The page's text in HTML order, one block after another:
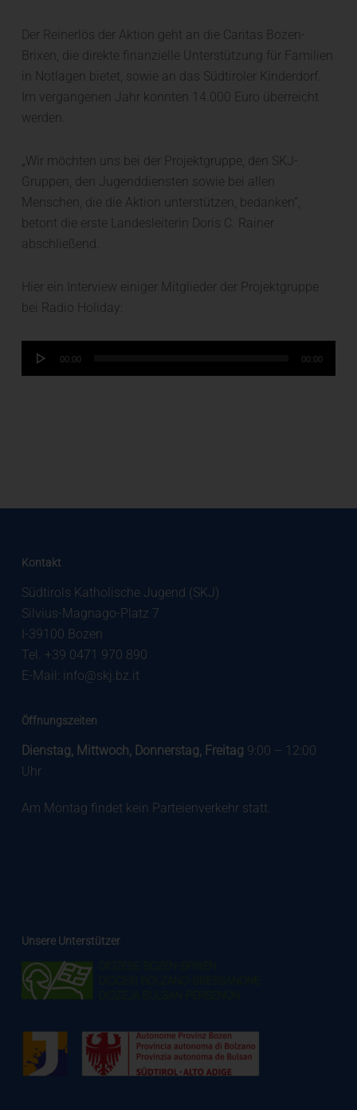
Der Reinerlös der Aktion geht an die Caritas Bozen-
Brixen, die direkte finanzielle Unterstützung für Familien
in Notlagen bietet, sowie an das Südtiroler Kinderdorf.
Im vergangenen Jahr konnten 14.000 Euro überreicht
werden.
„Wir möchten uns bei der Projektgruppe, den SKJ-
Gruppen, den Jugenddiensten sowie bei allen
Menschen, die die Aktion unterstützen, bedanken“,
betont die erste Landesleiterin Doris C. Rainer
abschließend.
Hier ein Interview einiger Mitglieder der Projektgruppe
bei Radio Holiday:
00:00 00:00
Kontakt
Südtirols Katholische Jugend (SKJ)
Silvius-Magnago-Platz 7
I-39100 Bozen
Tel. +39 0471 970 890
E-Mail: info@skj.bz.it
Öffnungszeiten
Dienstag, Mittwoch, Donnerstag, Freitag 9:00 – 12:00
Uhr
Am Montag findet kein Parteienverkehr statt.
Unsere Unterstützer